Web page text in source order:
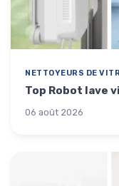
NETTOYEURS DE
Top Robot lave
06 août 2026